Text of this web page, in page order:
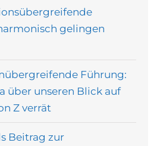
gelingen
Führung:
über unseren Blick auf
Z verrät
Beitrag zur